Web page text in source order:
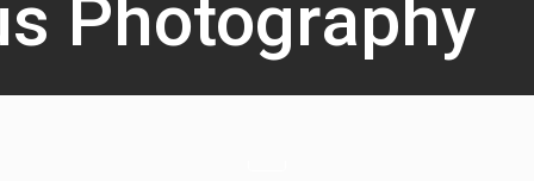
Photography